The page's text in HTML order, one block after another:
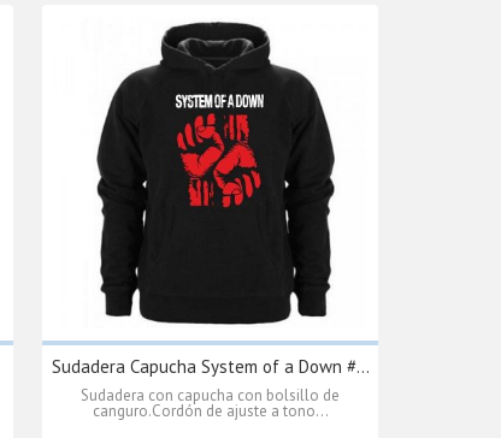
Sudadera Capucha System of a Down #...
Sudadera con capucha con bolsillo de
canguro.Cordón de ajuste a tono...